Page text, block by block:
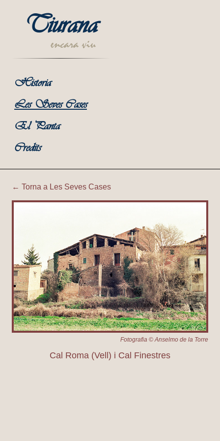
Tiurana
encara viu
Historia
Les Seves Cases
El Panta
Credits
Tiurana | Cal Roma (Vell) i
← Torna a Les Seves Cases
Fotografia © Anselmo de la Torre
Cal Roma (Vell) i Cal Finestres